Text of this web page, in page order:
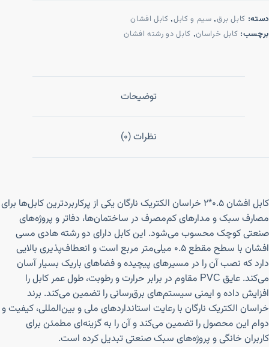
دسته: کابل برق, سیم و کابل, کابل افشان
برچسب: کابل خراسان, کابل دو رشته افشان
توضیحات
نظرات (0)
کابل افشان ۰.۵*۲ خراسان الکتریک نارگان یکی از پرکاربردترین کابل‌ها برای
مصارف سبک و مدارهای کم‌مصرف در ساختمان‌ها، دفاتر و پروژه‌های
صنعتی کوچک محسوب می‌شود. این کابل دارای دو رشته هادی مسی
افشان با سطح مقطع ۰.۵ میلی‌متر مربع است و انعطاف‌پذیری بالایی
دارد که نصب آن را در مسیرهای پیچیده و فضاهای باریک بسیار آسان
می‌کند. عایق PVC مقاوم در برابر حرارت و رطوبت، طول عمر کابل را
افزایش داده و ایمنی سیستم‌های برق‌رسانی را تضمین می‌کند. برند
خراسان الکتریک نارگان با رعایت استانداردهای ملی و بین‌المللی، کیفیت و
دوام این محصول را تضمین می‌کند و آن را به گزینه‌ای مطمئن برای
کاربران خانگی و پروژه‌های سبک صنعتی تبدیل کرده است.